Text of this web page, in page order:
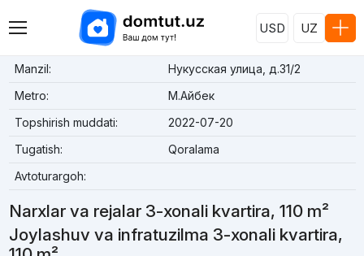
USD UZ
Manzil:
Нукусская улица, д.31/2
Metro:
М.Айбек
Topshirish muddati:
2022-07-20
Tugatish:
Qoralama
Avtoturargoh:
Narxlar va rejalar 3-xonali kvartira, 110 m²
Joylashuv va infratuzilma 3-xonali kvartira,